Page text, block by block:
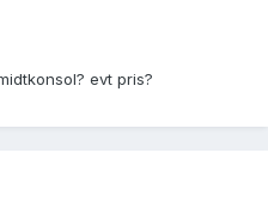
evt pris?